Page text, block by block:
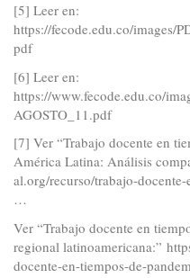
[5] Leer en:
https://fecode.edu.co/images/
pdf
[6] Leer en:
https://www.fecode.edu.co/
AGOSTO_11.pdf
[7] Ver “Trabajo docente en
América Latina: Análisis
al.org/recurso/trabajo-
…
Ver “Trabajo docente en
regional latinoamericana:”
docente-en-tiempos-de-